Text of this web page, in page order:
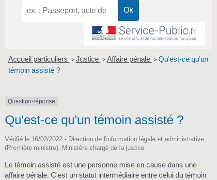
Accueil particuliers > Justice > Affaire pénale > Qu'est-ce qu'un
témoin assisté ?
Question-réponse
Qu'est-ce qu'un témoin assisté ?
Vérifié le 16/02/2022 - Direction de l'information légale et administrative
(Première ministre), Ministère chargé de la justice
Le témoin assisté est une personne mise en cause dans une
affaire pénale. C'est un statut intermédiaire entre celui du témoin